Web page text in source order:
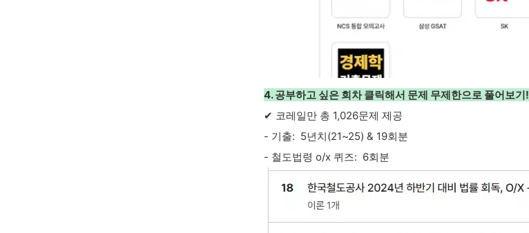
4. 공부하고 싶은 회차 클릭해서 문제 무제한으로 풀어보기!
✔ 코레일만 총 1,026문제 제공
- 기출: 5년치(21~25) & 19회분
- 철도법령 o/x 퀴즈: 6회분